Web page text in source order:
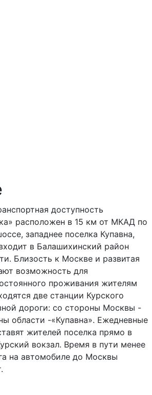
доступность
расположен в 15 км от МКАД по
западнее поселка Купавна,
в Балашихинский район
Близость к Москве и развитая
возможность для
проживания жителям
две станции Курского
дороги: со стороны Москвы -
области -«Купавна». Ежедневные
жителей поселка прямо в
вокзал. Время в пути менее
на автомобиле до Москвы